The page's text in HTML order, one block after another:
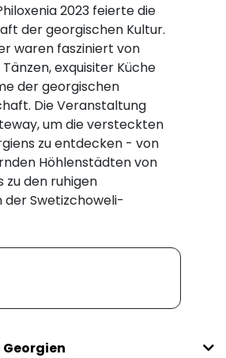
2023 feierte die
der georgischen Kultur.
waren fasziniert von
exquisiter Küche
der georgischen
Die Veranstaltung
um die versteckten
zu entdecken - von
Höhlenstädten von
zu den ruhigen
der Swetizchoweli-